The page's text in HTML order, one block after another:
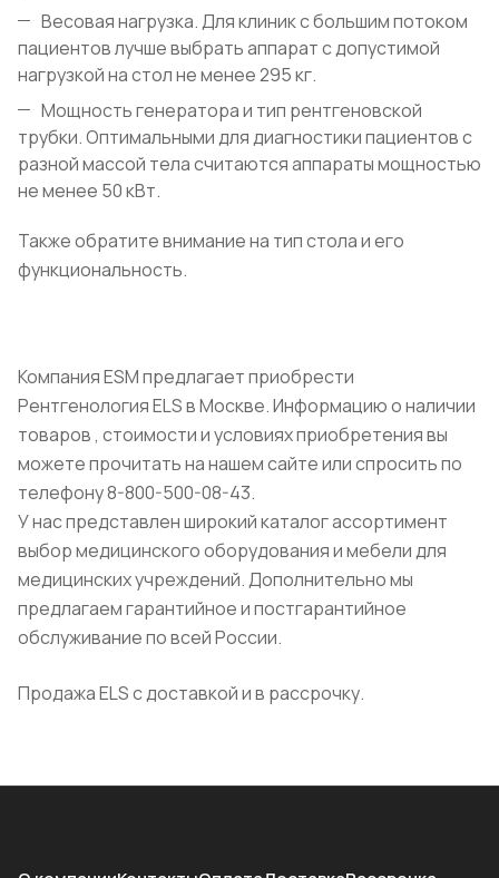
Весовая нагрузка. Для клиник с большим потоком
пациентов лучше выбрать аппарат с допустимой
нагрузкой на стол не менее 295 кг.
Мощность генератора и тип рентгеновской
трубки. Оптимальными для диагностики пациентов с
разной массой тела считаются аппараты мощностью
не менее 50 кВт.
Также обратите внимание на тип стола и его
функциональность.
Компания ESM предлагает приобрести
Рентгенология ELS в Москве. Информацию о наличии
товаров , стоимости и условиях приобретения вы
можете прочитать на нашем сайте или спросить по
телефону 8-800-500-08-43.
У нас представлен широкий каталог ассортимент
выбор медицинского оборудования и мебели для
медицинских учреждений. Дополнительно мы
предлагаем гарантийное и постгарантийное
обслуживание по всей России.
Продажа ELS с доставкой и в рассрочку.